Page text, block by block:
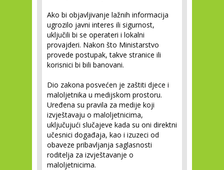
Ako bi objavljivanje lažnih informacija
ugrozilo javni interes ili sigurnost,
uključili bi se operateri i lokalni
provajderi. Nakon što Ministarstvo
provede postupak, takve stranice ili
korisnici bi bili banovani.
Dio zakona posvećen je zaštiti djece i
maloljetnika u medijskom prostoru.
Uređena su pravila za medije koji
izvještavaju o maloljetnicima,
uključujući slučajeve kada su oni direktni
učesnici događaja, kao i izuzeci od
obaveze pribavljanja saglasnosti
roditelja za izvještavanje o
maloljetnicima.